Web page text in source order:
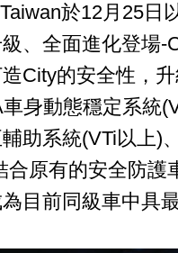
於12月25日
、全面進化登場-
City的安全性，
身動態穩定系統
助系統(VTi以上)
合原有的安全防護
目前同級車中具